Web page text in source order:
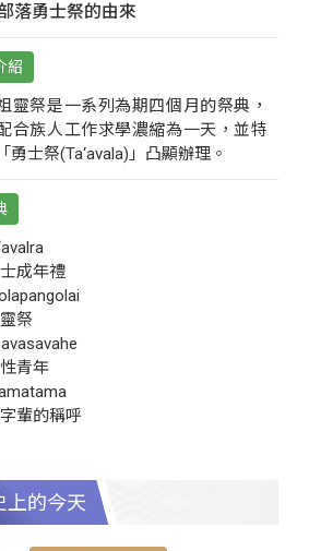
落勇士祭的由來
紹
靈祭是一系列為期四個月的祭典，
合族人工作求學濃縮為一天，並特
勇士祭(Ta‘avala)」凸顯辦理。
成年禮
祭
青年
輩的稱呼
上的今天